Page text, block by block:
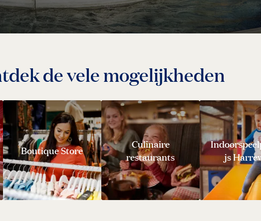
de vele mogelijkheden
Boutique Store
Culinaire
restaurants
js